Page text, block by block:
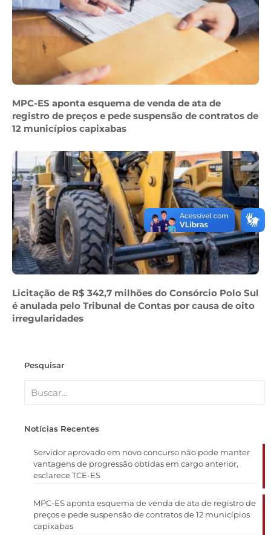
MPC-ES aponta esquema de venda de ata de
registro de preços e pede suspensão de contratos de
12 municípios capixabas
Licitação de R$ 342,7 milhões do Consórcio Polo Sul
é anulada pelo Tribunal de Contas por causa de oito
irregularidades
Pesquisar
Notícias Recentes
Servidor aprovado em novo concurso não pode manter
vantagens de progressão obtidas em cargo anterior,
esclarece TCE-ES
MPC-ES aponta esquema de venda de ata de registro de
preços e pede suspensão de contratos de 12 municípios
capixabas